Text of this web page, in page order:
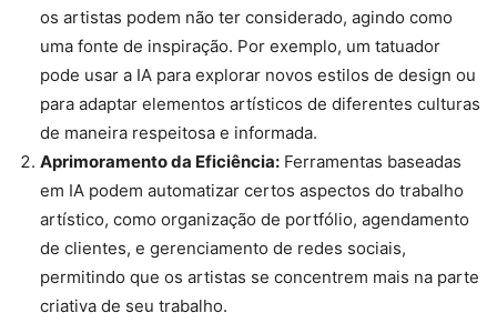
os artistas podem não ter considerado, agindo como
uma fonte de inspiração. Por exemplo, um tatuador
pode usar a IA para explorar novos estilos de design ou
para adaptar elementos artísticos de diferentes culturas
de maneira respeitosa e informada.
Aprimoramento da Eficiência: Ferramentas baseadas
em IA podem automatizar certos aspectos do trabalho
artístico, como organização de portfólio, agendamento
de clientes, e gerenciamento de redes sociais,
permitindo que os artistas se concentrem mais na parte
criativa de seu trabalho.